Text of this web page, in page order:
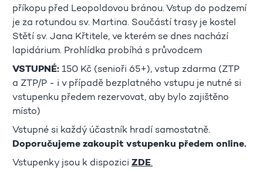
příkopu před Leopoldovou bránou. Vstup do podzemí
je za rotundou sv. Martina. Součástí trasy je kostel
Stětí sv. Jana Křtitele, ve kterém se dnes nachází
lapidárium. Prohlídka probíhá s průvodcem
VSTUPNÉ: 150 Kč (senioři 65+), vstup zdarma (ZTP
a ZTP/P - i v případě bezplatného vstupu je nutné si
vstupenku předem rezervovat, aby bylo zajištěno
místo)
Vstupné si každý účastník hradí samostatně.
Doporučujeme zakoupit vstupenku předem online.
Vstupenky jsou k dispozici ZDE.